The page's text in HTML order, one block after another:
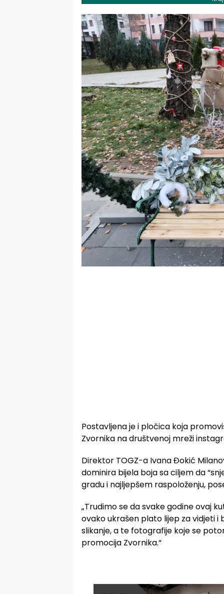
Postavljena je i pločica koja
Zvornika na društvenoj mreži
Direktor TOGZ-a Ivana Đokić
dominira bijela boja sa ciljem da
gradu i najljepšem raspoloženju,
„Trudimo se da svake godine ovaj
ovako ukrašen plato lijep za vidjeti i
slikanje, a te fotografije koje se
promocija Zvornika.“